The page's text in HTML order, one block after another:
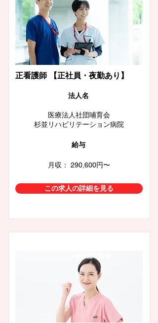
正看護師 【正社員・夜勤あり】
​法人名
医療法人社団哺育会
杉並リハビリテーション病院
給与
月収： 290,600円〜
この求人の詳細を見る
東京都八王子市